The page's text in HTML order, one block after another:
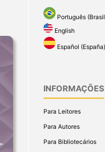
Português
English
Español (España)
INFORMAÇÕES
Para Leitores
Para Autores
Para Bibliotecários